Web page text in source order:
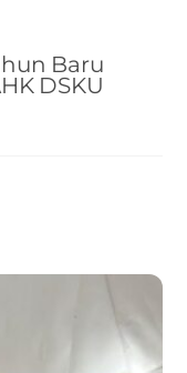
Baru
DSKU